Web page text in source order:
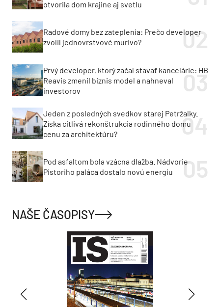
otvorila dom krajine aj svetlu
Radové domy bez zateplenia: Prečo developer
zvolil jednovrstvové murivo?
Prvý developer, ktorý začal stavať kancelárie: HB
Reavis zmenil biznis model a nahneval
investorov
Jeden z posledných svedkov starej Petržalky.
Získa citlivá rekonštrukcia rodinného domu
cenu za architektúru?
Pod asfaltom bola vzácna dlažba. Nádvorie
Pistoriho paláca dostalo novú energiu
NAŠE ČASOPISY